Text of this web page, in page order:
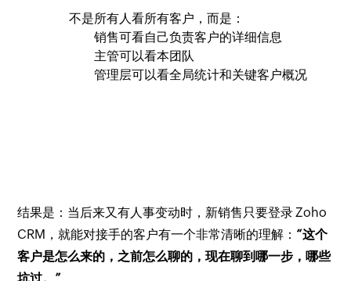
不是所有人看所有客户，而是：
销售可看自己负责客户的详细信息
主管可以看本团队
管理层可以看全局统计和关键客户概况
结果是：当后来又有人事变动时，新销售只要登录 Zoho
CRM，就能对接手的客户有一个非常清晰的理解： “这个
客户是怎么来的，之前怎么聊的，现在聊到哪一步，哪些